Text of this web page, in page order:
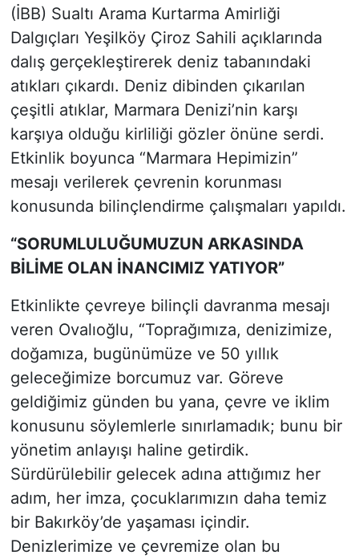
(İBB) Sualtı Arama Kurtarma Amirliği
Dalgıçları Yeşilköy Çiroz Sahili açıklarında
dalış gerçekleştirerek deniz tabanındaki
atıkları çıkardı. Deniz dibinden çıkarılan
çeşitli atıklar, Marmara Denizi’nin karşı
karşıya olduğu kirliliği gözler önüne serdi.
Etkinlik boyunca “Marmara Hepimizin”
mesajı verilerek çevrenin korunması
konusunda bilinçlendirme çalışmaları yapıldı.
“SORUMLULUĞUMUZUN ARKASINDA
BİLİME OLAN İNANCIMIZ YATIYOR”
Etkinlikte çevreye bilinçli davranma mesajı
veren Ovalıoğlu, “Toprağımıza, denizimize,
doğamıza, bugünümüze ve 50 yıllık
geleceğimize borcumuz var. Göreve
geldiğimiz günden bu yana, çevre ve iklim
konusunu söylemlerle sınırlamadık; bunu bir
yönetim anlayışı haline getirdik.
Sürdürülebilir gelecek adına attığımız her
adım, her imza, çocuklarımızın daha temiz
bir Bakırköy’de yaşaması içindir.
Denizlerimize ve çevremize olan bu